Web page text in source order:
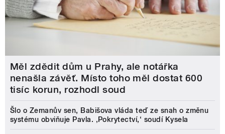
Měl zdědit dům u Prahy, ale notářka
nenašla závěť. Místo toho měl dostat 600
tisíc korun, rozhodl soud
Šlo o Zemanův sen, Babišova vláda teď ze snah o změnu
systému obviňuje Pavla. ‚Pokrytectví,‘ soudí Kysela